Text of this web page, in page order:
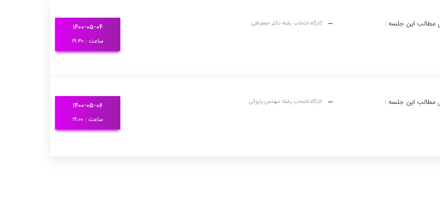
مطالب این جلسه : کارگاه انتخاب رشته دکتر جعفرقلی ۱۴۰۰-۰۵-۰۴
ساعت : ۱۹:۳۰
مطالب این جلسه : کارگاه انتخاب رشته مهندس پازوکی ۱۴۰۰-۰۵-۰۶
ساعت : ۱۹:۰۰